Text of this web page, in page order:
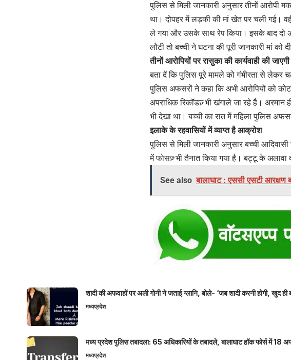
पुलिस से मिली जानकारी अनुसार तीनों आरोपी
था। दोपहर में लड़की की मां खेत पर चली गई।
ले गया और उसके साथ रेप किया। इसके बाद दो
लौटी तो बच्ची ने घटना की पूरी जानकारी मां
तीनों आरोपियों पर रासुका की कार्यवाही की जाएगी
बता दें कि पुलिस पूरे मामले को गंभीरता से
पुलिस अफसरों ने कहा कि अभी आरोपियों को
अपराधिक रिकॉडज़् भी खंगाले जा रहे है।
भी देखा था। बच्ची का रात में महिला पुलिस
इलाके के रहवासियों में व्याप्त है आक्रोश
पुलिस से मिली जानकारी अनुसार बच्ची
में फोसज़् भी तैनात किया गया है। बट्टू के अलावा
See also बालाघाट : एससी एसटी आरक्षण
शादी की अफवाहों पर अली गोनी ने जताई ग्लानि, बोले- ‘जब शादी करनी होगी, खुद ही
मध्यप्रदेश
मध्य प्रदेश पुलिस तबादला: 65 अधिकारियों के तबादले, बालाघाट हॉक फोर्स में 18
मध्यप्रदेश